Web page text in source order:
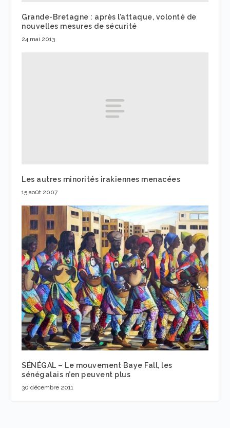
Grande-Bretagne : après l’attaque, volonté de
nouvelles mesures de sécurité
24 mai 2013
Les autres minorités irakiennes menacées
15 août 2007
SÉNÉGAL – Le mouvement Baye Fall, les
sénégalais n’en peuvent plus
30 décembre 2011